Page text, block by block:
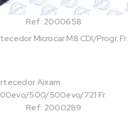
Ref: 2000658
Microcar M8 CDI/Progr. Fr.
Ref: 2000289